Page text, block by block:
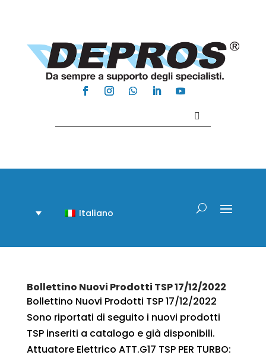
Italiano
Bollettino Nuovi Prodotti TSP 17/12/2022
Bollettino Nuovi Prodotti TSP 17/12/2022
Sono riportati di seguito i nuovi prodotti
TSP inseriti a catalogo e già disponibili.
Attuatore Elettrico ATT.G17 TSP PER TURBO: